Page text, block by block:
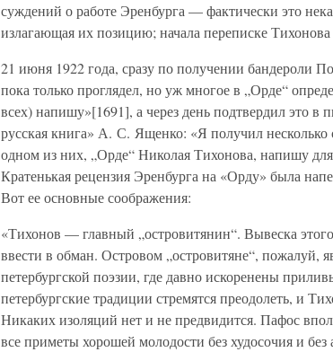
суждений о работе Эренбурга — фактически это
излагающая их позицию; начала переписке
21 июня 1922 года, сразу по получении бандероли
пока только проглядел, но уж многое в „Орде“
всех) напишу»[1691], а через день подтвердил это в
русская книга» А. С. Ященко: «Я получил несколько
одном из них, „Орде“ Николая Тихонова, напишу
Кратенькая рецензия Эренбурга на «Орду» была
Вот ее основные соображения:
«Тихонов — главный „островитянин“. Вывеска
ввести в обман. Островом „островитяне“, пожалуй,
петербургской поэзии, где давно искоренены
петербургские традиции стремятся преодолеть, и
Никаких изоляций нет и не предвидится. Пафос
все приметы хорошей молодости без худосочия и без